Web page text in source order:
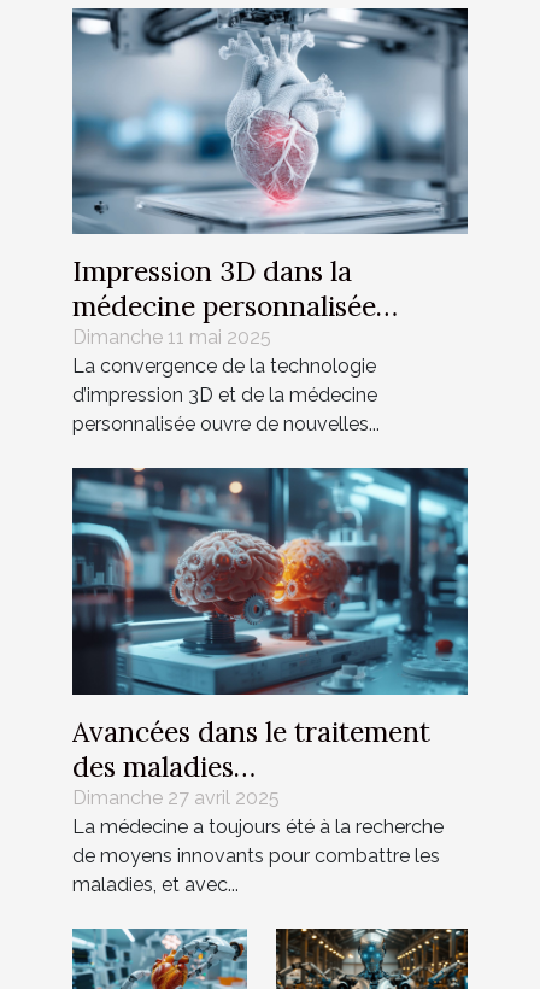
Impression 3D dans la
médecine personnalisée
innovations et perspectives
d'avenir
Dimanche 11 mai 2025
La convergence de la technologie
d’impression 3D et de la médecine
personnalisée ouvre de nouvelles...
Avancées dans le traitement
des maladies
neurodégénératives grâce aux
nanotechnologies
Dimanche 27 avril 2025
La médecine a toujours été à la recherche
de moyens innovants pour combattre les
maladies, et avec...